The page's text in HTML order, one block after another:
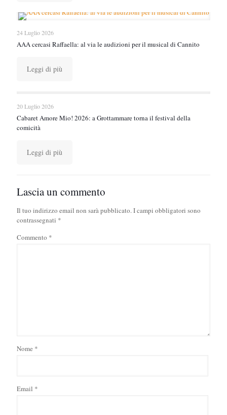
24 Luglio 2026
AAA cercasi Raffaella: al via le audizioni per il musical di Cannito
Leggi di più
20 Luglio 2026
Cabaret Amore Mio! 2026: a Grottammare torna il festival della
comicità
Leggi di più
Lascia un commento
Il tuo indirizzo email non sarà pubblicato.I campi obbligatori sono
contrassegnati *
Commento *
Nome *
Email *